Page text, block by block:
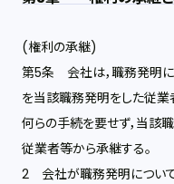
(権利の承継)
第5条 会社は，職務発明
を当該職務発明をした従業
何らの手続を要せず，当該
従業者等から承継する。
2 会社が職務発明につい